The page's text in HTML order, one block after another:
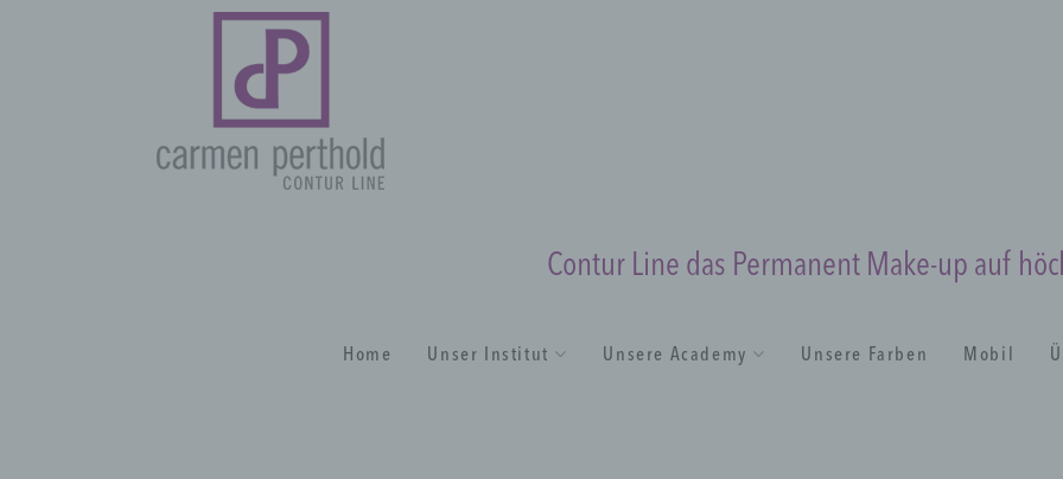
Contur Line das Permanent Make-up auf
Home Unser Institut Unsere Academy Unsere Farben Mobil